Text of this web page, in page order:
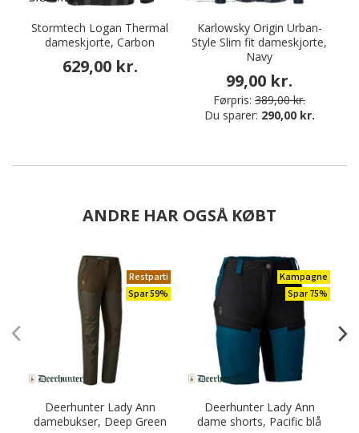
Stormtech Logan Thermal
dameskjorte, Carbon
629,00 kr.
Karlowsky Origin Urban-
Style Slim fit dameskjorte,
Navy
99,00 kr.
Førpris: 389,00 kr.
Du sparer: 290,00 kr.
ANDRE HAR OGSÅ KØBT
Restparti
Spar 59%
Deerhunter Lady Ann
damebukser, Deep Green
Kampagne
Spar 75%
Deerhunter Lady Ann
dame shorts, Pacific blå